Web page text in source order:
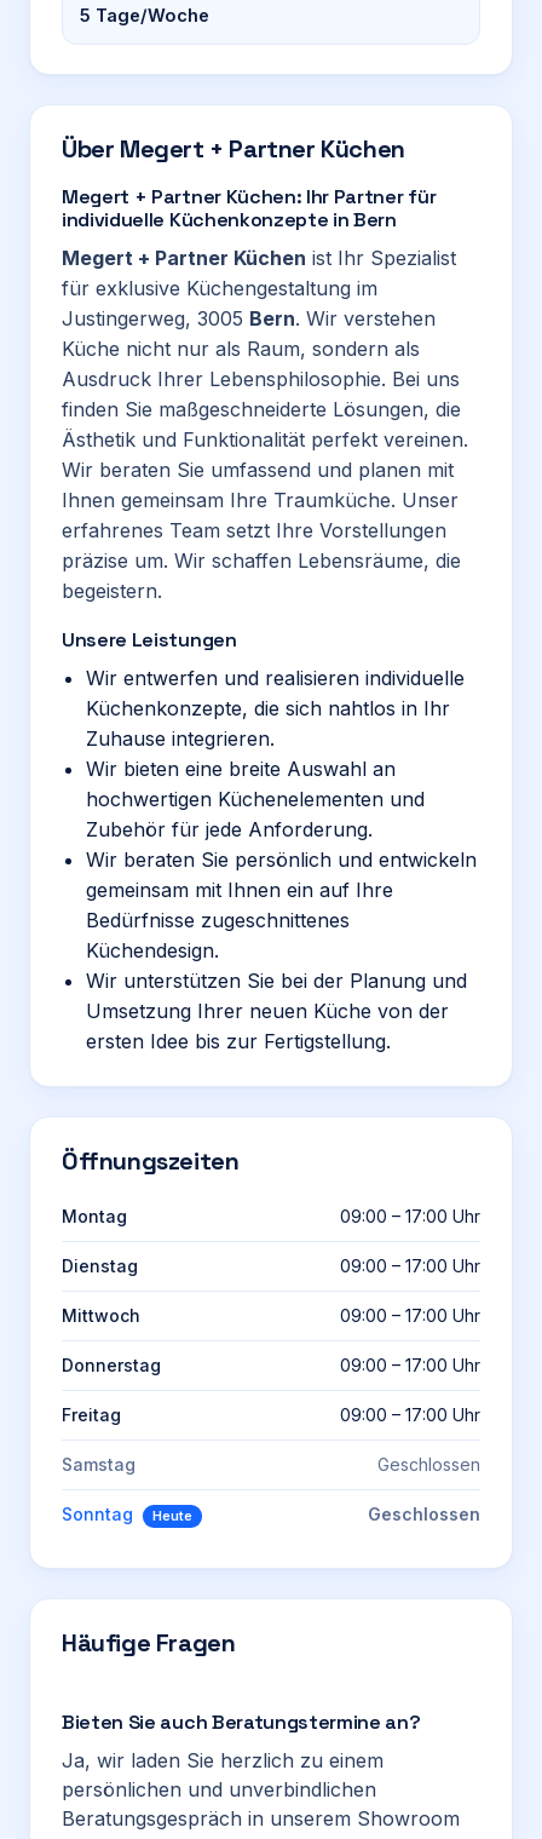
5 Tage/Woche
Über Megert + Partner Küchen
Megert + Partner Küchen: Ihr Partner für
individuelle Küchenkonzepte in Bern
Megert + Partner Küchen ist Ihr Spezialist
für exklusive Küchengestaltung im
Justingerweg, 3005 Bern. Wir verstehen
Küche nicht nur als Raum, sondern als
Ausdruck Ihrer Lebensphilosophie. Bei uns
finden Sie maßgeschneiderte Lösungen, die
Ästhetik und Funktionalität perfekt vereinen.
Wir beraten Sie umfassend und planen mit
Ihnen gemeinsam Ihre Traumküche. Unser
erfahrenes Team setzt Ihre Vorstellungen
präzise um. Wir schaffen Lebensräume, die
begeistern.
Unsere Leistungen
Wir entwerfen und realisieren individuelle
Küchenkonzepte, die sich nahtlos in Ihr
Zuhause integrieren.
Wir bieten eine breite Auswahl an
hochwertigen Küchenelementen und
Zubehör für jede Anforderung.
Wir beraten Sie persönlich und entwickeln
gemeinsam mit Ihnen ein auf Ihre
Bedürfnisse zugeschnittenes
Küchendesign.
Wir unterstützen Sie bei der Planung und
Umsetzung Ihrer neuen Küche von der
ersten Idee bis zur Fertigstellung.
Öffnungszeiten
Montag 09:00 – 17:00 Uhr
Dienstag 09:00 – 17:00 Uhr
Mittwoch 09:00 – 17:00 Uhr
Donnerstag 09:00 – 17:00 Uhr
Freitag 09:00 – 17:00 Uhr
Samstag Geschlossen
Sonntag Heute Geschlossen
Häufige Fragen
Bieten Sie auch Beratungstermine an?
Ja, wir laden Sie herzlich zu einem
persönlichen und unverbindlichen
Beratungsgespräch in unserem Showroom